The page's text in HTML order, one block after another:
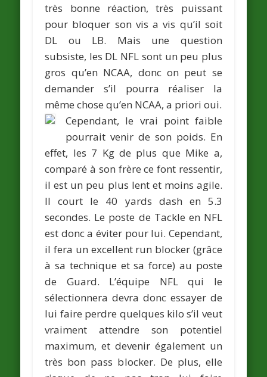
très bonne réaction, très puissant
pour bloquer son vis a vis qu’il soit
DL ou LB. Mais une question
subsiste, les DL NFL sont un peu plus
gros qu’en NCAA, donc on peut se
demander s’il pourra réaliser la
même chose qu’en NCAA, a priori oui.
Cependant, le vrai point faible
pourrait venir de son poids. En
effet, les 7 Kg de plus que Mike a,
comparé à son frère ce font ressentir,
il est un peu plus lent et moins agile.
Il court le 40 yards dash en 5.3
secondes. Le poste de Tackle en NFL
est donc a éviter pour lui. Cependant,
il fera un excellent run blocker (grâce
à sa technique et sa force) au poste
de Guard. L’équipe NFL qui le
sélectionnera devra donc essayer de
lui faire perdre quelques kilo s’il veut
vraiment attendre son potentiel
maximum, et devenir également un
très bon pass blocker. De plus, elle